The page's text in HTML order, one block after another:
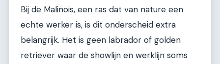
Bij de Malinois, een ras dat van nature een
echte werker is, is dit onderscheid extra
belangrijk. Het is geen labrador of golden
retriever waar de showlijn en werklijn soms